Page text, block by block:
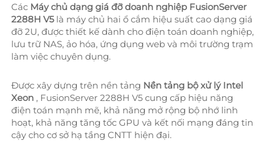
Các Máy chủ dạng giá đỡ doanh nghiệp FusionServer
2288H V5 là máy chủ hai ổ cắm hiệu suất cao dạng giá
đỡ 2U, được thiết kế dành cho điện toán doanh nghiệp,
lưu trữ NAS, ảo hóa, ứng dụng web và môi trường trạm
làm việc chuyên dụng.
Được xây dựng trên nền tảng Nền tảng bộ xử lý Intel
Xeon , FusionServer 2288H V5 cung cấp hiệu năng
điện toán mạnh mẽ, khả năng mở rộng bộ nhớ linh
hoạt, khả năng tăng tốc GPU và kết nối mạng đáng tin
cậy cho cơ sở hạ tầng CNTT hiện đại.